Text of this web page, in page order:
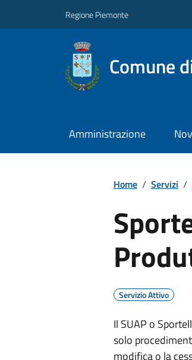
Regione Piemonte
Comune
Amministrazione
Home / Servizi /
Servizio Attivo
Il SUAP o
solo
modifica o la